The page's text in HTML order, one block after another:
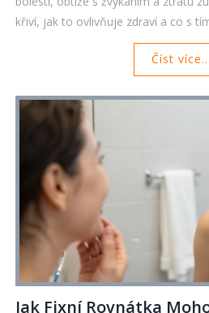
křiví, jak to ovlivňuje zdraví a co s
Číst více...
Jak Fixní Rovnátka